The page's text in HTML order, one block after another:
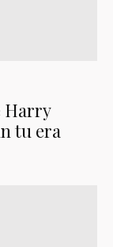
Harry
tu era